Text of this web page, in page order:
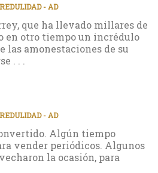
- AD
que ha llevado millares de
en otro tiempo un incrédulo
las amonestaciones de su
. . .
- AD
Algún tiempo
vender periódicos. Algunos
la ocasión, para